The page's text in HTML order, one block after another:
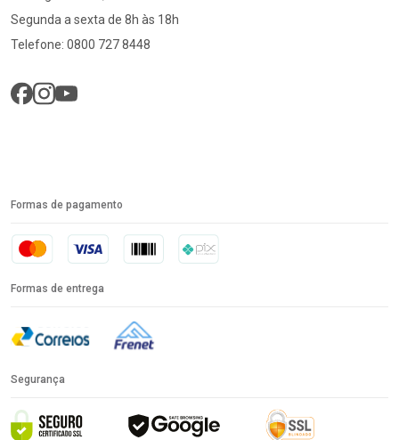
Segunda a sexta de 8h às 18h
Telefone: 0800 727 8448
Formas de pagamento
Formas de entrega
Segurança